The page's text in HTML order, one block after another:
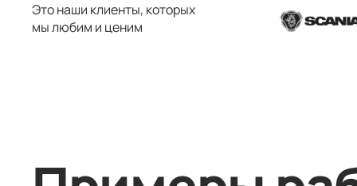
Это наши клиенты, которых
мы любим и ценим